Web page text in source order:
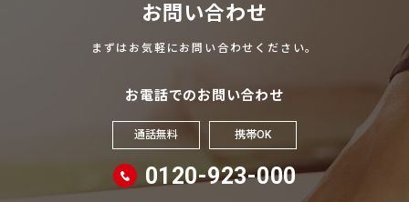
お問い合わせ
まずはお気軽にお問い合わせください。
お電話でのお問い合わせ
通話無料 携帯OK
0120-923-000